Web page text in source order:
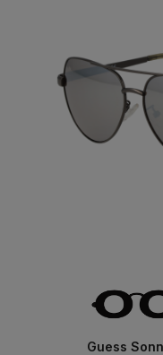
Guess